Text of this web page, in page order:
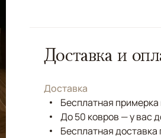
Доставка и
Доставка
Бесплатная
До 50 ковров — у вас
Бесплатная доставка